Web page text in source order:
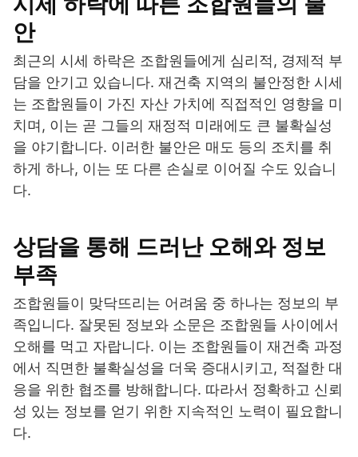
안
최근의 시세 하락은 조합원들에게 심리적, 경제적 부
담을 안기고 있습니다. 재건축 지역의 불안정한 시세
는 조합원들이 가진 자산 가치에 직접적인 영향을 미
치며, 이는 곧 그들의 재정적 미래에도 큰 불확실성
을 야기합니다. 이러한 불안은 매도 등의 조치를 취
하게 하나, 이는 또 다른 손실로 이어질 수도 있습니
다.
상담을 통해 드러난 오해와 정보
부족
조합원들이 맞닥뜨리는 어려움 중 하나는 정보의 부
족입니다. 잘못된 정보와 소문은 조합원들 사이에서
오해를 먹고 자랍니다. 이는 조합원들이 재건축 과정
에서 직면한 불확실성을 더욱 증대시키고, 적절한 대
응을 위한 협조를 방해합니다. 따라서 정확하고 신뢰
성 있는 정보를 얻기 위한 지속적인 노력이 필요합니
다.